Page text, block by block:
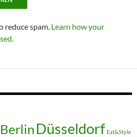
reduce spam. Learn how your
BerlinDüsseldorf Eat&Style